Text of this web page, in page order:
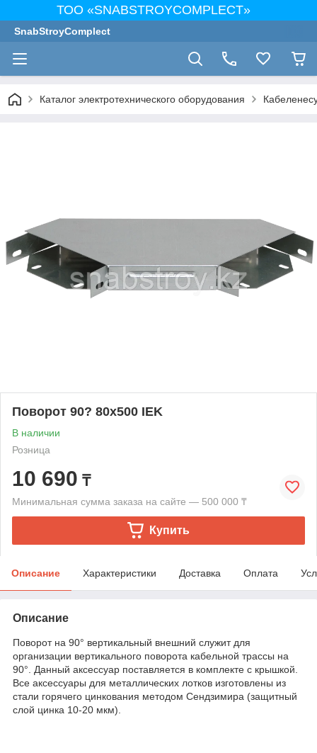
ТОО «SNABSTROYCOMPLECT»
SnabStroyComplect
Каталог электротехнического оборудования
Поворот 90? 80х500 IEK
В наличии
Розница
10 690 ₸
Минимальная сумма заказа на сайте — 500 000 ₸
Купить
Описание Характеристики Доставка Оплата
Описание
Поворот на 90° вертикальный внешний служит для
организации вертикального поворота кабельной трассы на
90°. Данный аксессуар поставляется в комплекте с крышкой.
Все аксессуары для металлических лотков изготовлены из
стали горячего цинкования методом Сендзимира (защитный
слой цинка 10-20 мкм).